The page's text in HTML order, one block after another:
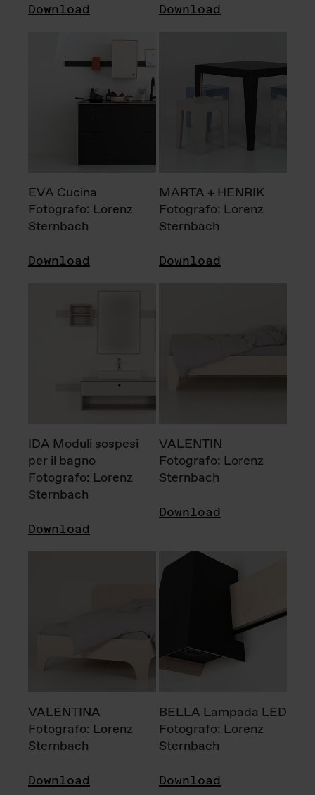
Download Download
EVA Cucina
Fotografo: Lorenz
Sternbach
Download
MARTA + HENRIK
Fotografo: Lorenz
Sternbach
Download
IDA Moduli sospesi
per il bagno
Fotografo: Lorenz
Sternbach
Download
VALENTIN
Fotografo: Lorenz
Sternbach
Download
VALENTINA
Fotografo: Lorenz
Sternbach
Download
BELLA Lampada LED
Fotografo: Lorenz
Sternbach
Download